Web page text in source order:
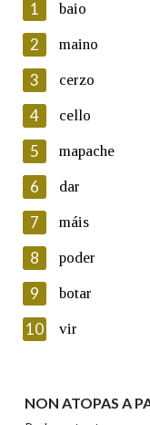
En cumprimento da
Protección de Datos
Galega informa a
electrónico, así
persoal, que estes
automatizado de
ficheiros
seu dereito de
seus datos
Lin e acepto
Introduce o código
Texto de
1 baio
2 maino
3 cerzo
4 cello
5 mapache
6 dar
7 máis
8 poder
9 botar
10 vir
NON ATOPAS A